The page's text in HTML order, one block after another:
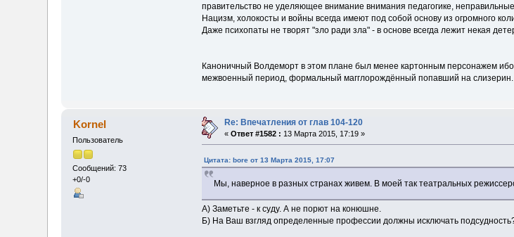
правительство не уделяющее внимание внимания педагогике, неправильные
Нацизм, холокосты и войны всегда имеют под собой основу из огромного
Даже психопаты не творят "зло ради зла" - в основе всегда лежит некая
Каноничный Волдеморт в этом плане был менее картонным персонажем
межвоенный период, формальный магглорождённый попавший на слизерин.
Kornel
Пользователь
Сообщений: 73
+0/-0
Re: Впечатления от глав 104-120
«Ответ #1582 : 13 Марта 2015, 17:19 »
Цитата: bore от 13 Марта 2015, 17:07
Мы, наверное в разных странах живем. В моей так театральных
А) Заметьте - к суду. А не порют на конюшне.
Б) На Ваш взгляд определенные профессии должны исключать